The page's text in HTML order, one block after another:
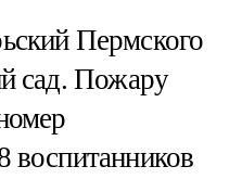
Пермского
сад. Пожару
воспитанников